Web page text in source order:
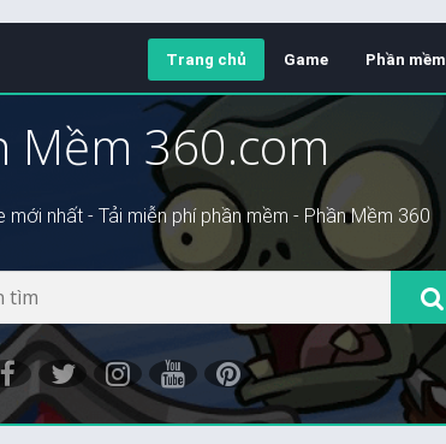
Trang chủ Game Phần mềm
Mềm 360.com
nhất - Tải miễn phí phần mềm - Phần Mềm 360